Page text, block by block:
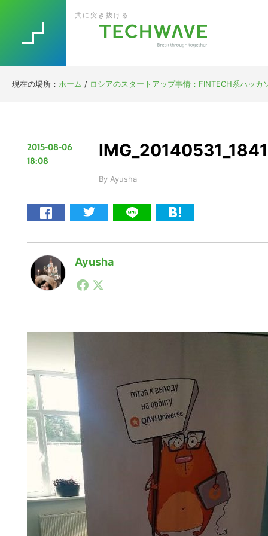
to
primary
to
main
to
primary
to
footer
共に突き抜ける
現在の場所： ホーム / ロシアのスタートアップ事情：FINTECH系ハッカ
2015-08-06
18:08
By Ayusha
Ayusha
モスクワ駐在中に「ロシアのモバイルアプリ業界で
は利きウォッカ。@Ayusha77